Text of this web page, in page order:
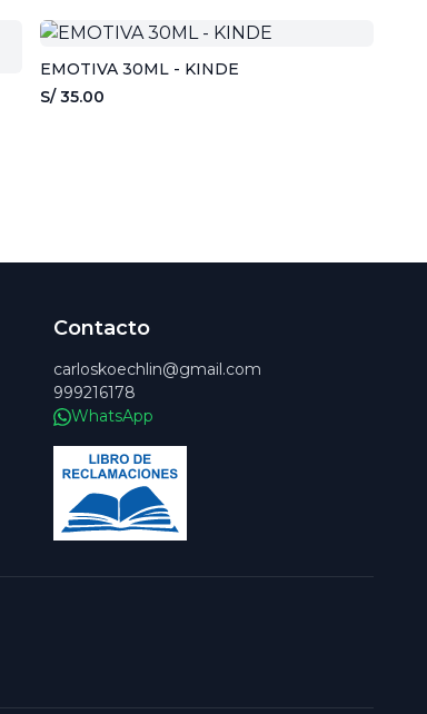
EMOTIVA 30ML - KINDE
S/ 35.00
Contacto
carloskoechlin@gmail.com
999216178
WhatsApp